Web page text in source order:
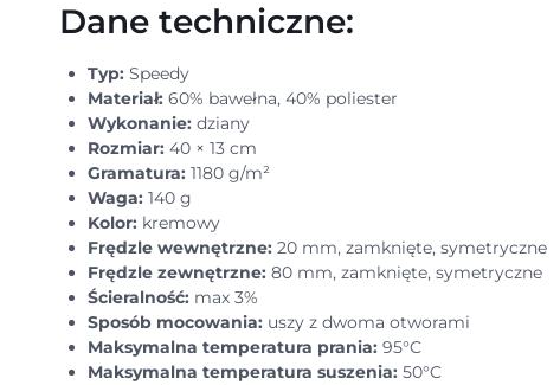
Dane techniczne:
Typ: Speedy
Materiał: 60% bawełna, 40% poliester
Wykonanie:dziany
Rozmiar: 40 × 13 cm
Gramatura: 1180 g/m²
Waga:140 g
Kolor: kremowy
Frędzle wewnętrzne:20 mm, zamknięte, symetryczne
Frędzle zewnętrzne:80 mm, zamknięte, symetryczne
Ścieralność: max 3%
Sposób mocowania:uszy z dwoma otworami
Maksymalna temperatura prania:95°C
Maksymalna temperatura suszenia:50°C